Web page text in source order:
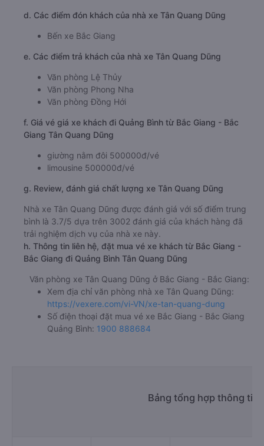
d. Các điểm đón khách của nhà xe Tân Quang Dũng
Bến xe Bắc Giang
e. Các điểm trả khách của nhà xe Tân Quang Dũng
Văn phòng Lệ Thủy
Văn phòng Phong Nha
Văn phòng Đồng Hới
f. Giá vé giá xe khách đi Quảng Bình từ Bắc Giang - Bắc
Giang Tân Quang Dũng
giường nằm đôi 500000đ/vé
limousine 500000đ/vé
g. Review, đánh giá chất lượng xe Tân Quang Dũng
Nhà xe Tân Quang Dũng được đánh giá với số điểm trung
bình là 3.7/5 dựa trên 3002 đánh giá của khách hàng đã
trải nghiệm dịch vụ của nhà xe này.
h. Thông tin liên hệ, đặt mua vé xe khách từ Bắc Giang -
Bắc Giang đi Quảng Bình Tân Quang Dũng
Văn phòng xe Tân Quang Dũng ở Bắc Giang - Bắc Giang:
Xem địa chỉ văn phòng nhà xe Tân Quang Dũng:
https://vexere.com/vi-VN/xe-tan-quang-dung
Số điện thoại đặt mua vé xe Bắc Giang - Bắc Giang
Quảng Bình: 1900 888684
Bảng tổng hợp thông tin